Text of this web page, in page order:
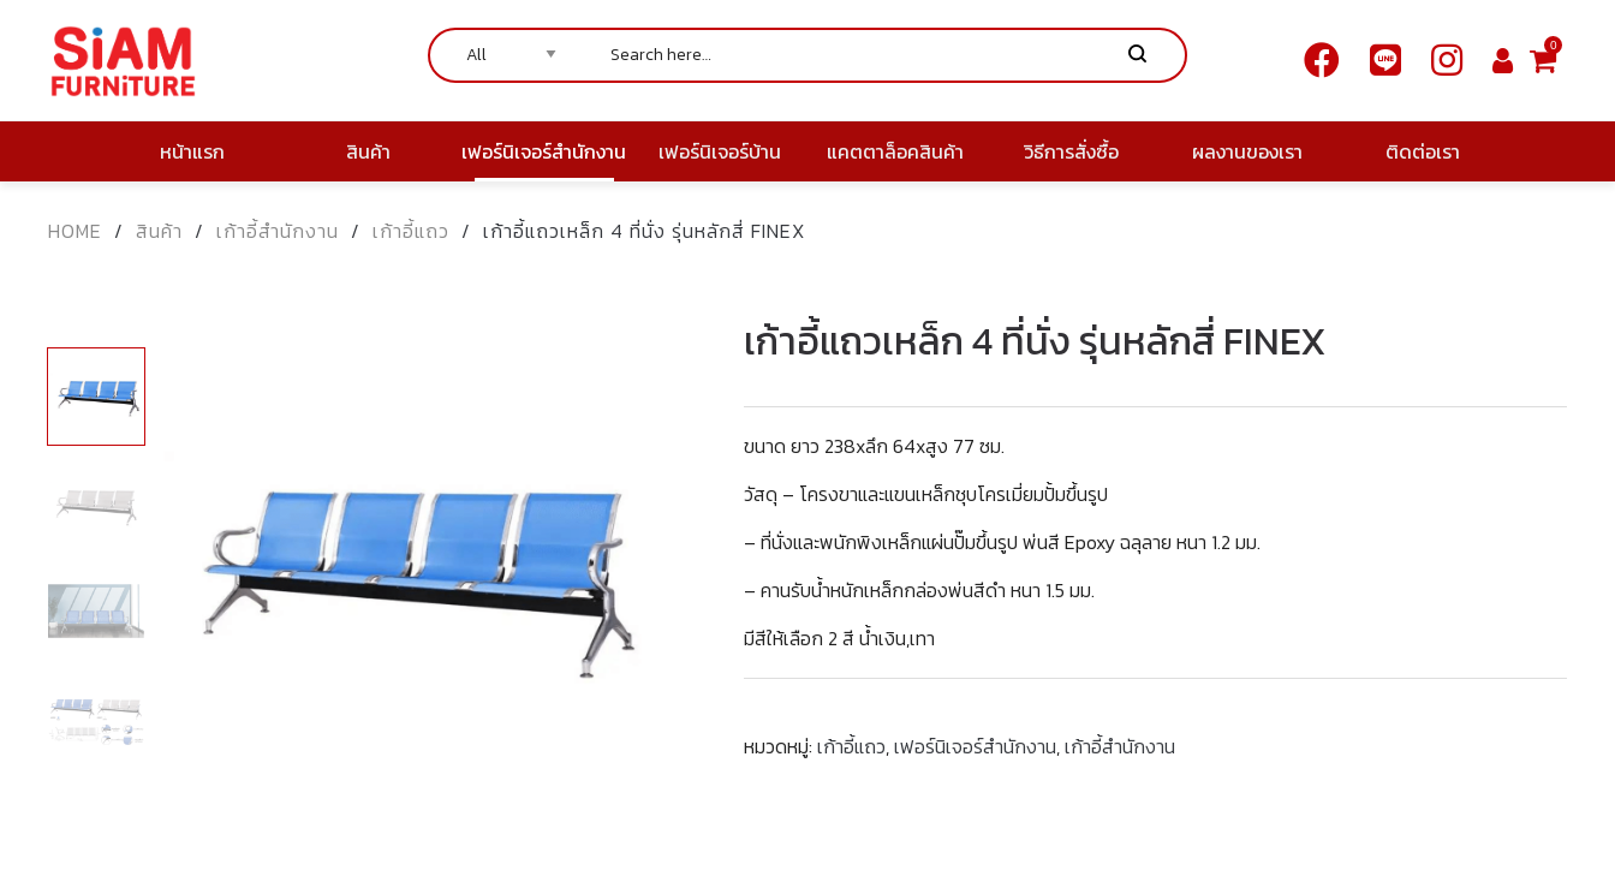
0
หน้าแรก สินค้า เฟอร์นิเจอร์สำนักงาน เฟอร์นิเจอร์บ้าน แคตตาล็อคสินค้า วิธีการสั่งซื้อ ผลงานของเรา ติดต่อเรา
HOME / สินค้า / เก้าอี้สำนักงาน / เก้าอี้แถว / เก้าอี้แถวเหล็ก 4 ที่นั่ง รุ่นหลักสี่ FINEX
เก้าอี้แถวเหล็ก 4 ที่นั่ง รุ่นหลักสี่ FINEX
ขนาด ยาว 238xลึก 64xสูง 77 ซม.
วัสดุ – โครงขาและแขนเหล็กชุบโครเมี่ยมปั้มขึ้นรูป
– ที่นั่งและพนักพิงเหล็กแผ่นปั๊มขึ้นรูป พ่นสี Epoxy ฉลุลาย หนา 1.2 มม.
– คานรับน้ำหนักเหล็กกล่องพ่นสีดำ หนา 1.5 มม.
มีสีให้เลือก 2 สี น้ำเงิน,เทา
หมวดหมู่:เก้าอี้แถว,เฟอร์นิเจอร์สำนักงาน,เก้าอี้สำนักงาน